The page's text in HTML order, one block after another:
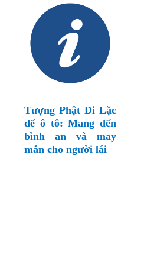
Tượng Phật Di Lặc
để ô tô: Mang đến
bình an và may
mắn cho người lái